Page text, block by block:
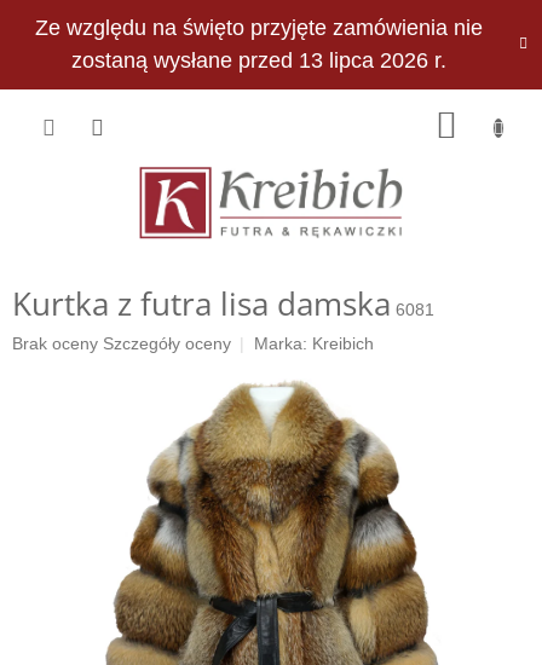
Ze względu na święto przyjęte zamówienia nie
zostaną wysłane przed 13 lipca 2026 r.
PLN
Kurtka z futra lisa damska 6081
Średnia
Brak oceny Szczegóły oceny Marka: Kreibich